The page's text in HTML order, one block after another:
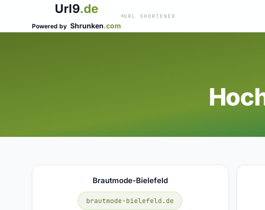
Url9.de
Powered by Shrunken.com
URL SHORTENER
Brautmode-Bielefeld
brautmode-bielefeld.de